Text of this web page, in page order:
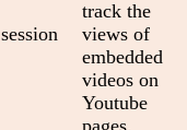
session
track the
views of
embedded
videos on
Youtube